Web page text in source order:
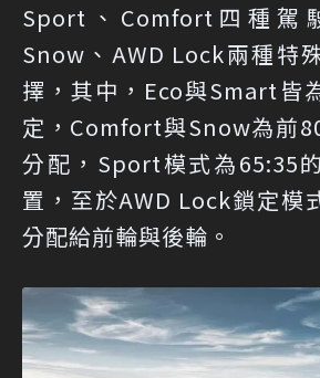
Sport、Comfort四種駕
Snow、AWD Lock兩種特
擇，其中，Eco與Smart皆
定，Comfort與Snow為前
分配，Sport模式為65:35
置，至於AWD Lock鎖定模
分配給前輪與後輪。